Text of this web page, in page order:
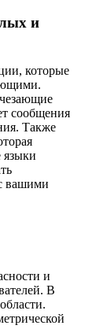
и
которые
сообщения
Также
языки
вашими
и
В